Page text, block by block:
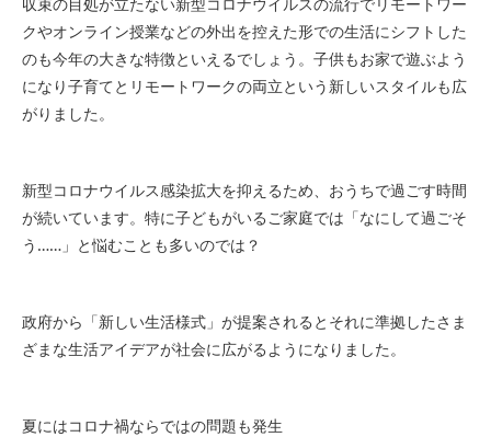
クやオンライン授業などの外出を控えた形での生活にシフトした
のも今年の大きな特徴といえるでしょう。子供もお家で遊ぶよう
になり子育てとリモートワークの両立という新しいスタイルも広
がりました。
新型コロナウイルス感染拡大を抑えるため、おうちで過ごす時間
が続いています。特に子どもがいるご家庭では「なにして過ごそ
う……」と悩むことも多いのでは？
政府から「新しい生活様式」が提案されるとそれに準拠したさま
ざまな生活アイデアが社会に広がるようになりました。
夏にはコロナ禍ならではの問題も発生